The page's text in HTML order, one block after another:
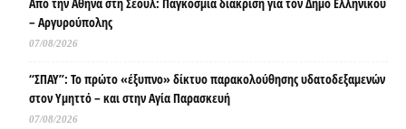
– Αργυρούπολης
07/08/2026
“ΣΠΑΥ”: Το πρώτο «έξυπνο» δίκτυο παρακολούθησης υδατοδεξαμενών
στον Υμηττό – και στην Αγία Παρασκευή
07/08/2026